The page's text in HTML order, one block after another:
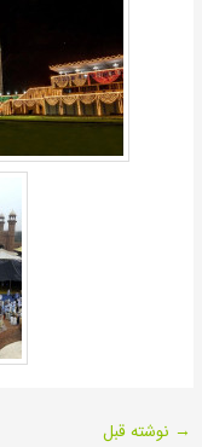
→ نوشته قبل